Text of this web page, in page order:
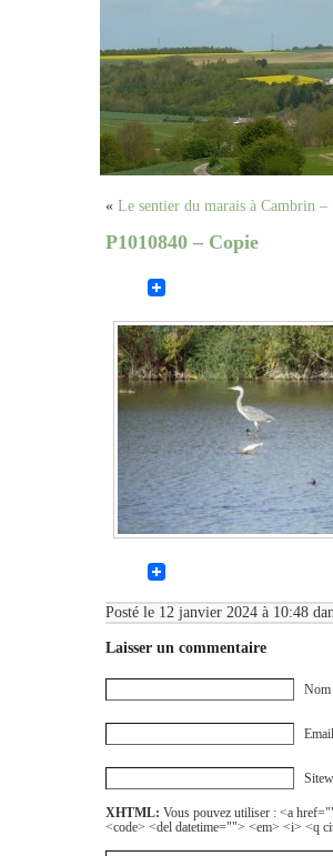
« Le sentier du marais à Cambrin –
P1010840 – Copie
Posté le 12 janvier 2024 à 10:48
Laisser un commentaire
Nom
XHTML: Vous pouvez utiliser : <a
<code> <del datetime=""> <em> <i> <q